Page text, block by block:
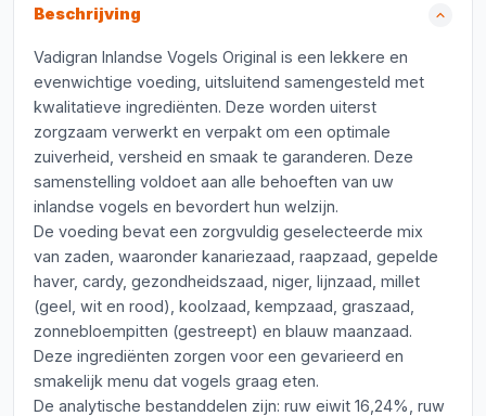
Beschrijving
Vadigran Inlandse Vogels Original is een lekkere en
evenwichtige voeding, uitsluitend samengesteld met
kwalitatieve ingrediënten. Deze worden uiterst
zorgzaam verwerkt en verpakt om een optimale
zuiverheid, versheid en smaak te garanderen. Deze
samenstelling voldoet aan alle behoeften van uw
inlandse vogels en bevordert hun welzijn.
De voeding bevat een zorgvuldig geselecteerde mix
van zaden, waaronder kanariezaad, raapzaad, gepelde
haver, cardy, gezondheidszaad, niger, lijnzaad, millet
(geel, wit en rood), koolzaad, kempzaad, graszaad,
zonnebloempitten (gestreept) en blauw maanzaad.
Deze ingrediënten zorgen voor een gevarieerd en
smakelijk menu dat vogels graag eten.
De analytische bestanddelen zijn: ruw eiwit 16,24%, ruw